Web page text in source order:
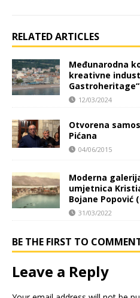
RELATED ARTICLES
Međunarodna
kreativne
Gastroheritage“
12/03/2024
Otvorena
Pićana
04/06/2015
Moderna
umjetnica
Bojane Popović
31/03/2022
BE THE FIRST TO
Leave a Reply